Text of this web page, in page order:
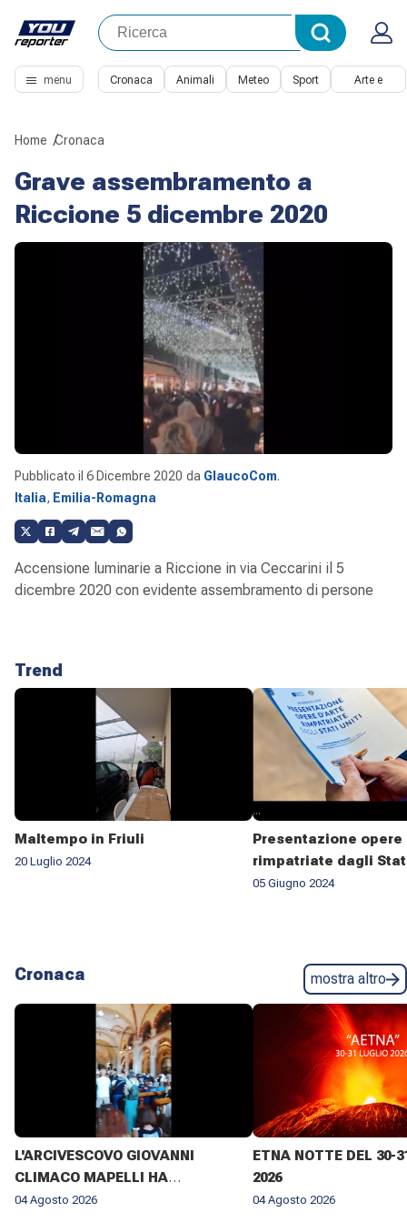
menu Cronaca Animali Meteo Sport Arte e
Home Cronaca
Grave assembramento a
Riccione 5 dicembre 2020
Pubblicato il 6 Dicembre 2020 da GlaucoCom.
Italia, Emilia-Romagna
Accensione luminarie a Riccione in via Ceccarini il 5
dicembre 2020 con evidente assembramento di persone
Trend
Maltempo in Friuli
20 Luglio 2024
Presentazione
rimpatriate dagli
05 Giugno 2024
Cronaca mostra altro
L'ARCIVESCOVO GIOVANNI
CLIMACO MAPELLI HA
PRESENZIATO AL FUNERALE DI
04 Agosto 2026
ETNA NOTTE DEL 30-
2026
04 Agosto 2026